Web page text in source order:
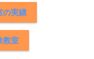
の実績
教室